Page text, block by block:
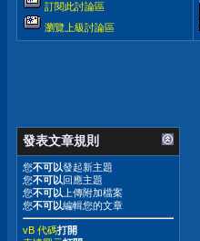
訂閱此討論區
瀏覽上級討論區
發表文章規則
您不可以發起新主題
您不可以回應主題
您不可以 上傳附加檔案
您不可以編輯您的文章
vB 代碼打開